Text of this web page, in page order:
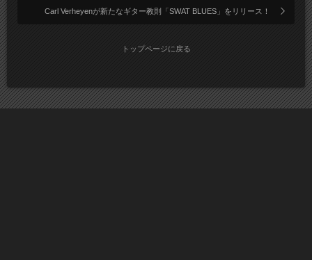
Carl Verheyenが新たなギター教則「SWAT BLUES」をリリース！
トップページに戻る